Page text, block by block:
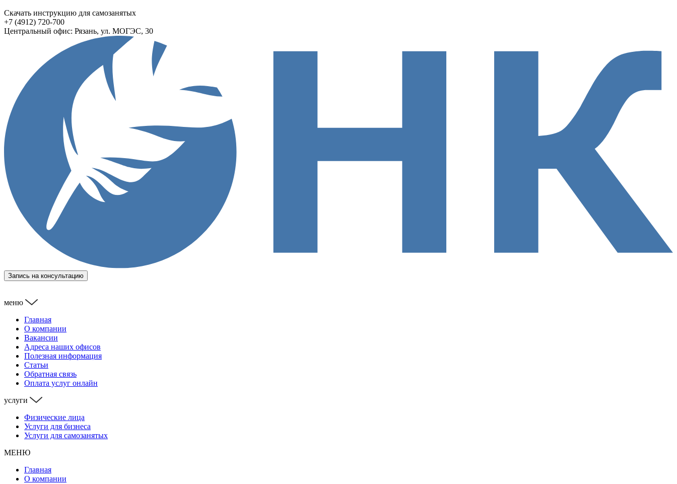
Скачать инструкцию для самозанятых
+7 (4912) 720-700
Центральный офис: Рязань, ул. МОГЭС, 30
Запись на консультацию
меню
Главная
О компании
Вакансии
Адреса наших офисов
Полезная информация
Статьи
Обратная связь
Оплата услуг онлайн
услуги
Физические лица
Услуги для бизнеса
Услуги для самозанятых
МЕНЮ
Главная
О компании